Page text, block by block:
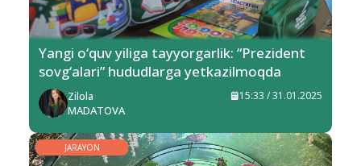
Yangi o‘quv yiliga tayyorgarlik: “Prezident
sovg‘alari” hududlarga yetkazilmoqda
Zilola
MADATOVA
15:33 / 31.01.2025
JARAYON